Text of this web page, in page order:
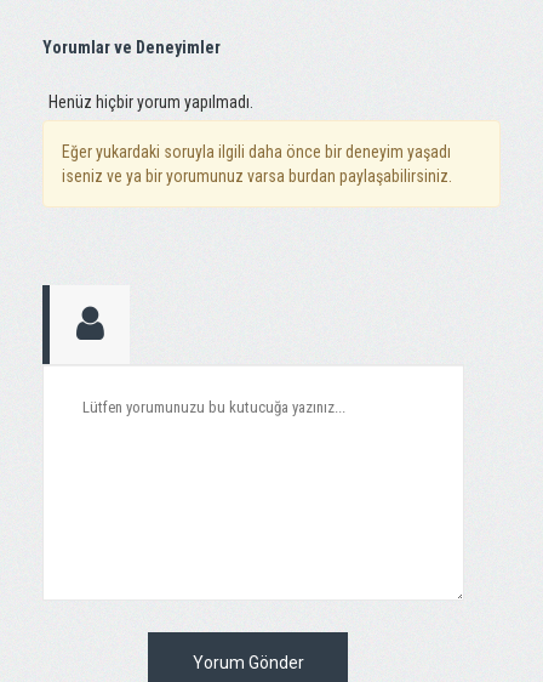
Yorumlar ve Deneyimler
Henüz hiçbir yorum yapılmadı.
Eğer yukardaki soruyla ilgili daha önce bir deneyim yaşadı
iseniz ve ya bir yorumunuz varsa burdan paylaşabilirsiniz.
Yorum Gönder